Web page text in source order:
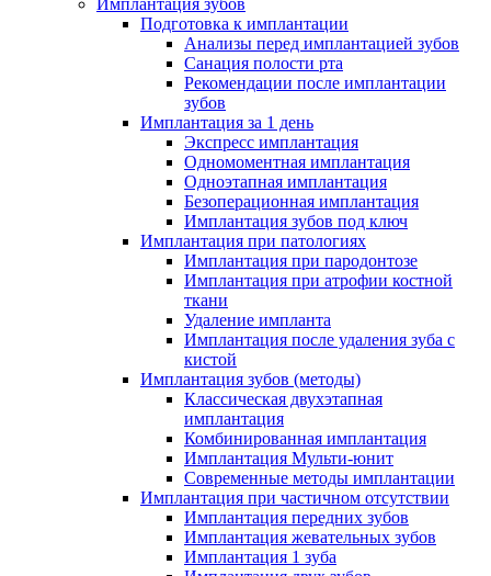
Имплантация зубов
Подготовка к имплантации
Анализы перед имплантацией зубов
Санация полости рта
Рекомендации после имплантации
зубов
Имплантация за 1 день
Экспресс имплантация
Одномоментная имплантация
Одноэтапная имплантация
Безоперационная имплантация
Имплантация зубов под ключ
Имплантация при патологиях
Имплантация при пародонтозе
Имплантация при атрофии костной
ткани
Удаление импланта
Имплантация после удаления зуба с
кистой
Имплантация зубов (методы)
Классическая двухэтапная
имплантация
Комбинированная имплантация
Имплантация Мульти-юнит
Современные методы имплантации
Имплантация при частичном отсутствии
Имплантация передних зубов
Имплантация жевательных зубов
Имплантация 1 зуба